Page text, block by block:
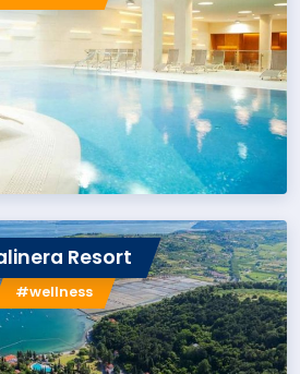
Resort
#wellness